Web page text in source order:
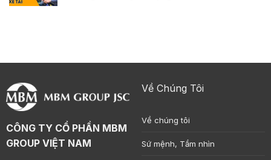
CÔNG TY CỔ PHẦN MBM
GROUP VIỆT NAM
Về Chúng Tôi
Về chúng tôi
Sứ mệnh, Tầm nhìn